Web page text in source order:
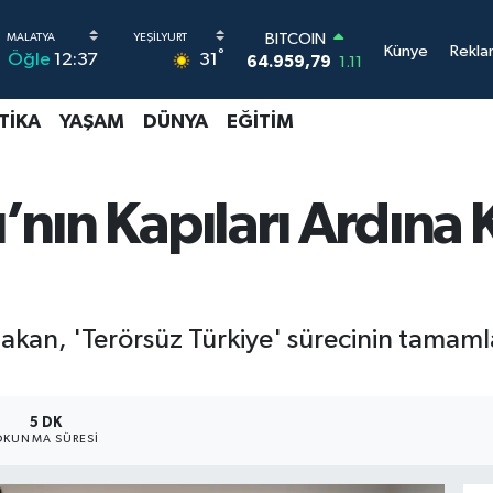
Öğle 12:37 31 °
BITCOIN
64.959,79 1.11
47,7436 0.18
EURO
GRAM ALTIN
6660.55 0.03
Künye
YAŞAM DÜNYA EĞITIM
Kapıları Ardına
'Terörsüz Türkiye' sürecinin
5 DK
SÜRESI